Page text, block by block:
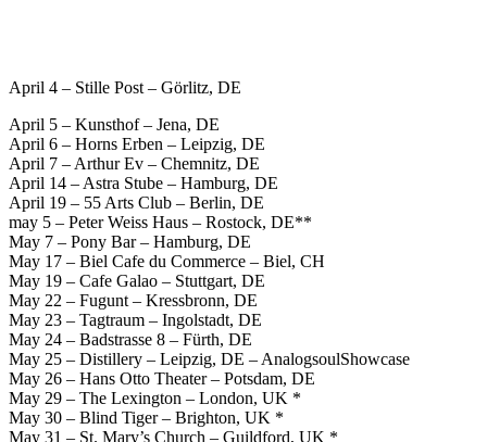
April 4 – Stille Post – Görlitz, DE
April 5 – Kunsthof – Jena, DE
April 6 – Horns Erben – Leipzig, DE
April 7 – Arthur Ev – Chemnitz, DE
April 14 – Astra Stube – Hamburg, DE
April 19 – 55 Arts Club – Berlin, DE
may 5 – Peter Weiss Haus – Rostock, DE**
May 7 – Pony Bar – Hamburg, DE
May 17 – Biel Cafe du Commerce – Biel, CH
May 19 – Cafe Galao – Stuttgart, DE
May 22 – Fugunt – Kressbronn, DE
May 23 – Tagtraum – Ingolstadt, DE
May 24 – Badstrasse 8 – Fürth, DE
May 25 – Distillery – Leipzig, DE – AnalogsoulShowcase
May 26 – Hans Otto Theater – Potsdam, DE
May 29 – The Lexington – London, UK *
May 30 – Blind Tiger – Brighton, UK *
May 31 – St. Mary’s Church – Guildford, UK *